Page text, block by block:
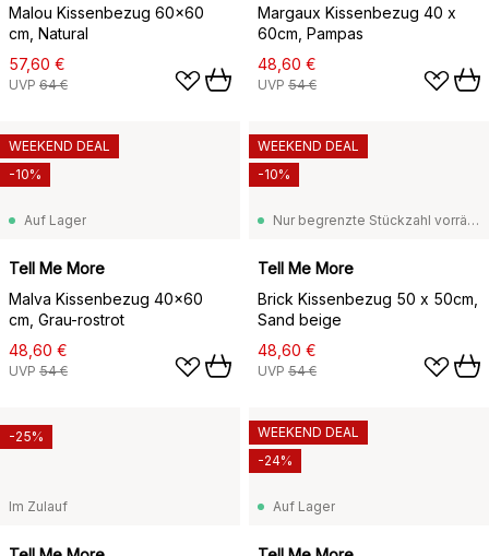
Malou Kissenbezug 60x60
cm, Natural
57,60 €
UVP 64 €
Margaux Kissenbezug 40 x
60cm, Pampas
48,60 €
UVP 54 €
Auf Lager
Tell Me More
Malva Kissenbezug 40x60
cm, Grau-rostrot
48,60 €
UVP 54 €
WEEKEND DEAL
-10%
Nur begrenzte Stückzahl vorrätig
Tell Me More
Brick Kissenbezug 50 x 50cm,
Sand beige
48,60 €
UVP 54 €
WEEKEND DEAL
-10%
Im Zulauf
-25%
Auf Lager
WEEKEND DEAL
-24%